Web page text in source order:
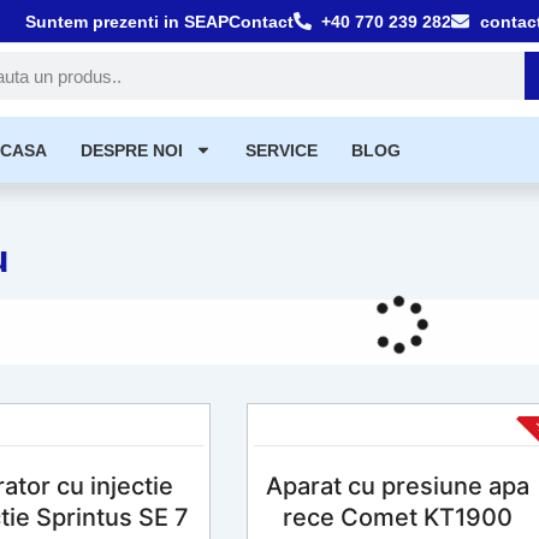
+40 770 239 282
Suntem prezenti in SEAPContact
DESPRE NOI SERVICE BLOG
cu injectie
Sprintus SE 7
-
Aparat cu presiune apa
rece Comet KT1900